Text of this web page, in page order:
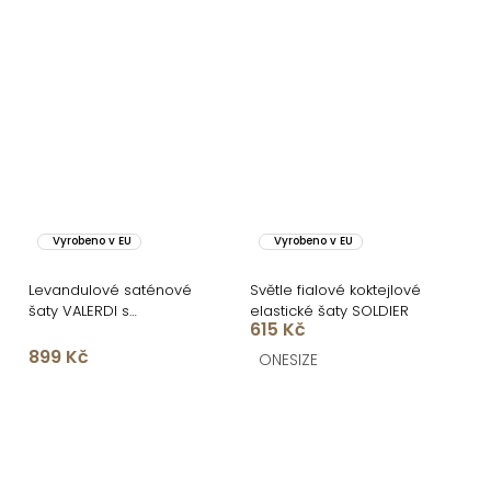
Vyrobeno v EU
Levandulové saténové
šaty VALERDI s
rozparkem
899 Kč
Vyrobeno v EU
Světle fialové koktejlové
elastické šaty SOLDIER
615 Kč
ONESIZE